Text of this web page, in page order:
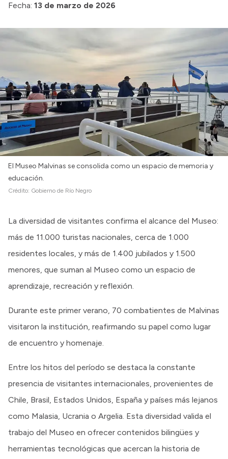
Fecha: 13 de marzo de 2026
El Museo Malvinas se consolida como un espacio de memoria y
educación.
Crédito: Gobierno de Río Negro
La diversidad de visitantes confirma el alcance del Museo:
más de 11.000 turistas nacionales, cerca de 1.000
residentes locales, y más de 1.400 jubilados y 1.500
menores, que suman al Museo como un espacio de
aprendizaje, recreación y reflexión.
Durante este primer verano, 70 combatientes de Malvinas
visitaron la institución, reafirmando su papel como lugar
de encuentro y homenaje.
Entre los hitos del período se destaca la constante
presencia de visitantes internacionales, provenientes de
Chile, Brasil, Estados Unidos, España y países más lejanos
como Malasia, Ucrania o Argelia. Esta diversidad valida el
trabajo del Museo en ofrecer contenidos bilingües y
herramientas tecnológicas que acercan la historia de